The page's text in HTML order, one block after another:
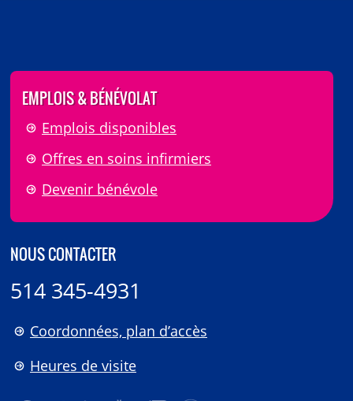
EMPLOIS & BÉNÉVOLAT
Emplois disponibles
Offres en soins infirmiers
Devenir bénévole
NOUS CONTACTER
514 345-4931
Coordonnées, plan d’accès
Heures de visite